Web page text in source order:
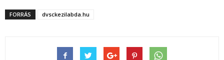
FORRÁS dvsckezilabda.hu